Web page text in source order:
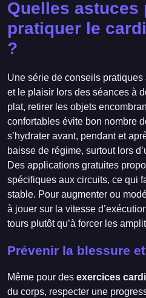
Quelles astuces
pratiquer le
?
Une série de conseils
et le plaisir lors des séances à
plat, retirer les objets
confortables évite bon nombre
s’hydrater avant, pendant et
baisse de régime, surtout lors
Des applications gratuites
spécifiques aux circuits, ce qui
stable. Pour augmenter ou
à jouer sur la vitesse
tours plutôt qu’à forcer les
Prévenir la blessure
Même pour des exercices
du corps, respecter une